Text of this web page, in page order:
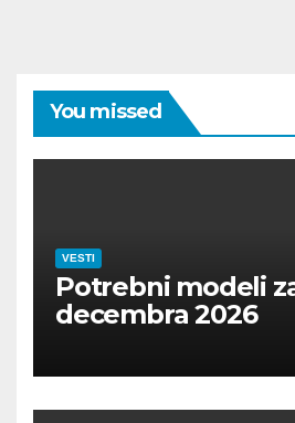
You missed
VESTI
Potrebni modeli
decembra 2026